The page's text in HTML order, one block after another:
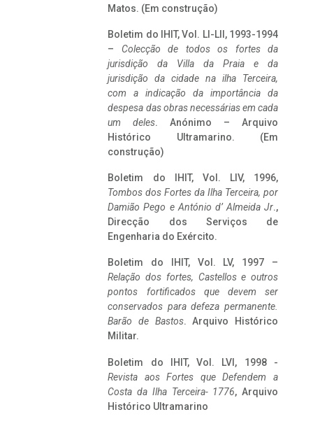
Matos. (Em construção)
Boletim do IHIT, Vol. LI-LII, 1993-1994
– Colecção de todos os fortes da
jurisdição da Villa da Praia e da
jurisdição da cidade na ilha Terceira,
com a indicação da importância da
despesa das obras necessárias em cada
um deles. Anónimo – Arquivo
Histórico Ultramarino. (Em
construção)
Boletim do IHIT, Vol. LIV, 1996,
Tombos dos Fortes da Ilha Terceira, por
Damião Pego e António d’ Almeida Jr.,
Direcção dos Serviços de
Engenharia do Exército.
Boletim do IHIT, Vol. LV, 1997 –
Relação dos fortes, Castellos e outros
pontos fortificados que devem ser
conservados para defeza permanente.
Barão de Bastos. Arquivo Histórico
Militar.
Boletim do IHIT, Vol. LVI, 1998 -
Revista aos Fortes que Defendem a
Costa da Ilha Terceira- 1776, Arquivo
Histórico Ultramarino